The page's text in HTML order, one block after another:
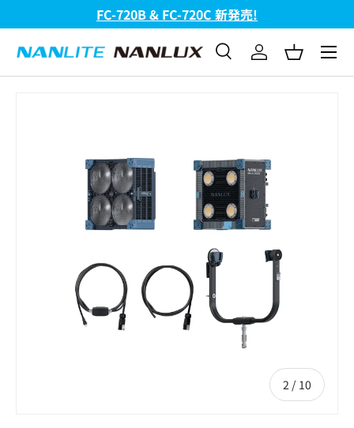
コンテンツへスキップ
FC-720B & FC-720C 新発売!
検索
検索 ログインバスケッ
メニ
2 / の
10